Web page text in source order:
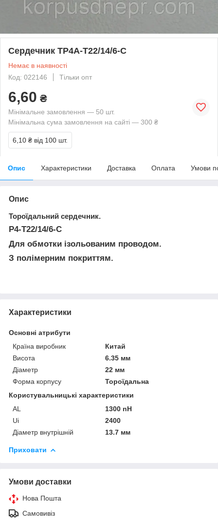
Сердечник TP4A-T22/14/6-C
Немає в наявності
Код: 022146
Тільки опт
6,60 ₴
Мінімальне замовлення — 50 шт.
Мінімальна сума замовлення на сайті — 300 ₴
6,10 ₴ від 100 шт.
Опис Характеристики Доставка Оплата Умови
Опис
Тороїдальний сердечник.
P4-T22/14/6-C
Для обмотки ізольованим проводом.
З полімерним покриттям.
Характеристики
Основні атрибути
Країна виробник
Китай
Висота
6.35 мм
Діаметр
22 мм
Форма корпусу
Тороїдальна
Користувальницькі характеристики
AL
1300 nH
Ui
2400
Діаметр внутрішній
13.7 мм
Приховати
Умови доставки
Нова Пошта
Самовивіз